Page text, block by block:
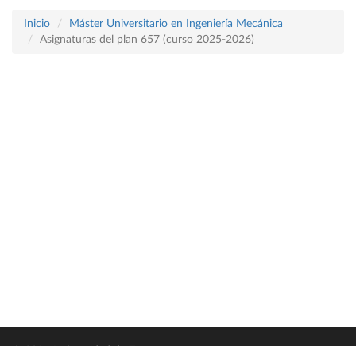
Inicio
Máster Universitario en Ingeniería Mecánica
Asignaturas del plan 657 (curso 2025-2026)